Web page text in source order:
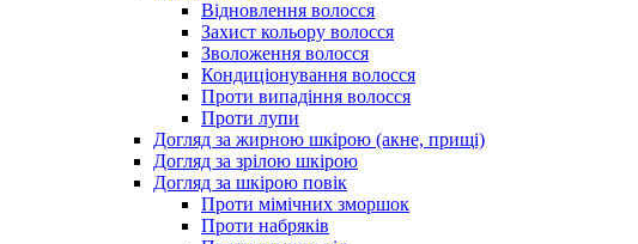
Відновлення волосся
Захист кольору волосся
Зволоження волосся
Кондиціонування волосся
Проти випадіння волосся
Проти лупи
Догляд за жирною шкірою (акне, прищі)
Догляд за зрілою шкірою
Догляд за шкірою повік
Проти мімічних зморшок
Проти набряків